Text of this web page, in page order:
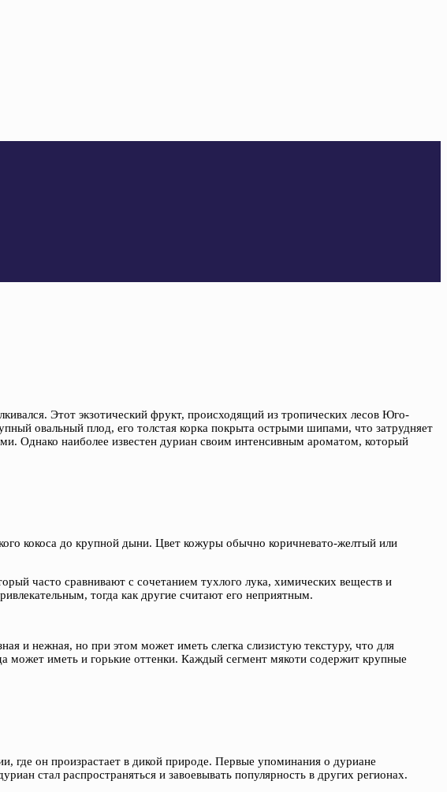
Этот экзотический фрукт, происходящий из тропических лесов Юго-
овальный плод, его толстая корка покрыта острыми шипами, что затрудняет
Однако наиболее известен дуриан своим интенсивным ароматом, который
кокоса до крупной дыни. Цвет кожуры обычно коричневато-желтый или
часто сравнивают с сочетанием тухлого лука, химических веществ и
тогда как другие считают его неприятным.
и нежная, но при этом может иметь слегка слизистую текстуру, что для
может иметь и горькие оттенки. Каждый сегмент мякоти содержит крупные
где он произрастает в дикой природе. Первые упоминания о дуриане
стал распространяться и завоевывать популярность в других регионах.